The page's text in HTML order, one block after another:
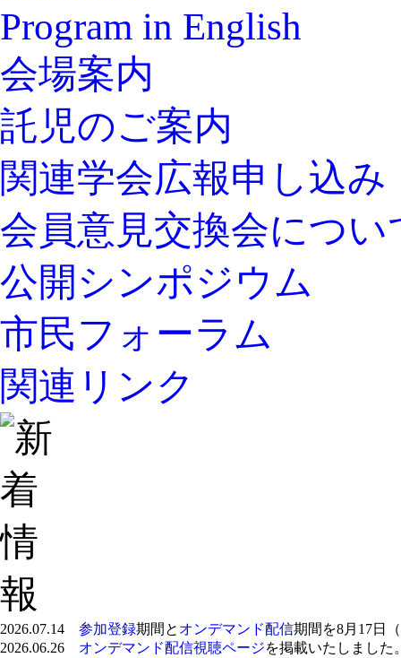
Program in English
会場案内
託児のご案内
関連学会広報申し込み
会員意見交換会につい
公開シンポジウム
市民フォーラム
関連リンク
2026.07.14 参加登録期間と オンデマンド配信期間を8月17日
2026.06.26 オンデマンド配信視聴ページを掲載いたしました